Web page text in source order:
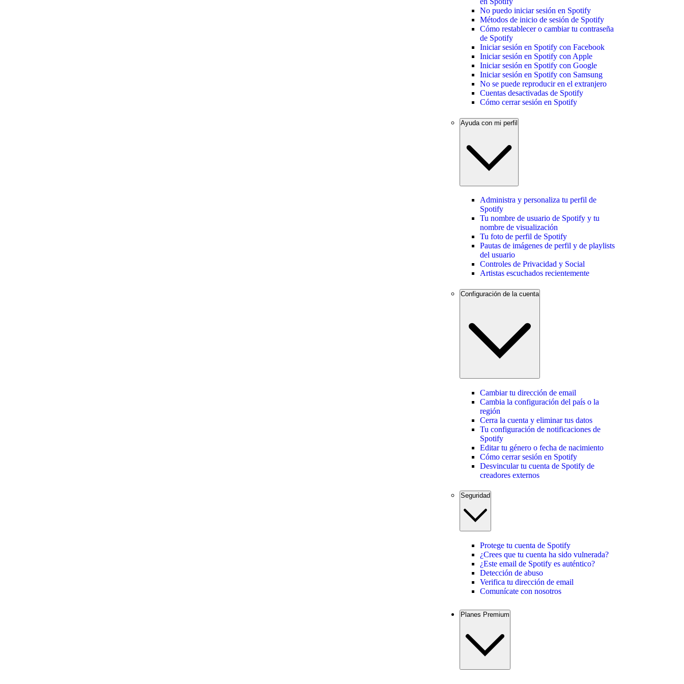
No puedo iniciar sesión en Spotify
Métodos de inicio de sesión de Spotify
Cómo restablecer o cambiar tu contraseña
de Spotify
Iniciar sesión en Spotify con Facebook
Iniciar sesión en Spotify con Apple
Iniciar sesión en Spotify con Google
Iniciar sesión en Spotify con Samsung
No se puede reproducir en el extranjero
Cuentas desactivadas de Spotify
Cómo cerrar sesión en Spotify
Ayuda con mi perfil
Administra y personaliza tu perfil de
Spotify
Tu nombre de usuario de Spotify y tu
nombre de visualización
Tu foto de perfil de Spotify
Pautas de imágenes de perfil y de playlists
del usuario
Controles de Privacidad y Social
Artistas escuchados recientemente
Configuración de la cuenta
Cambiar tu dirección de email
Cambia la configuración del país o la
región
Cerra la cuenta y eliminar tus datos
Tu configuración de notificaciones de
Spotify
Editar tu género o fecha de nacimiento
Cómo cerrar sesión en Spotify
Desvincular tu cuenta de Spotify de
creadores externos
Seguridad
Protege tu cuenta de Spotify
¿Crees que tu cuenta ha sido vulnerada?
¿Este email de Spotify es auténtico?
Detección de abuso
Verifica tu dirección de email
Comunícate con nosotros
Planes Premium